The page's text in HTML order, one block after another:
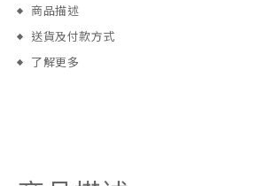
商品描述
送貨及付款方式
了解更多